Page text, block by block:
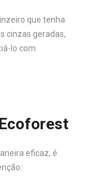
que tenha
cinzas geradas,
lo com
eficaz, é